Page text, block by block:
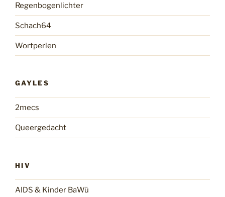
Regenbogenlichter
Schach64
Wortperlen
GAYLES
2mecs
Queergedacht
HIV
AIDS & Kinder BaWü